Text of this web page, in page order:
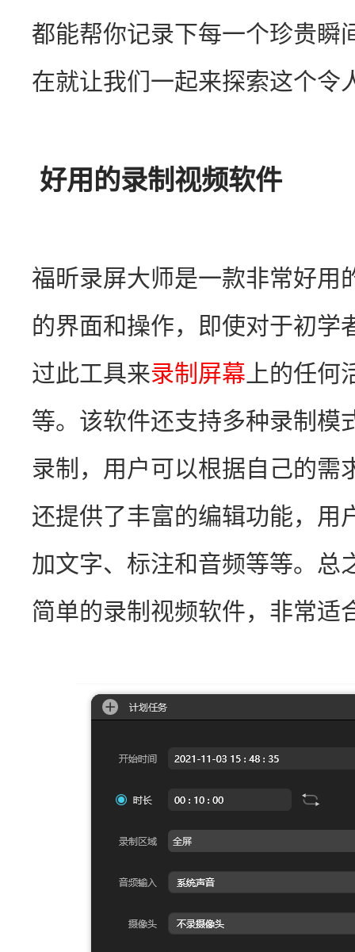
都能帮你记录下每一个珍贵瞬
在就让我们一起来探索这个令
好用的录制视频软件
福昕录屏大师是一款非常好用
的界面和操作，即使对于初学
过此工具来录制屏幕 上的任
等。该软件还支持多种录制模
录制，用户可以根据自己的需
还提供了丰富的编辑功能，用
加文字、标注和音频等等。总
简单的录制视频软件，非常适